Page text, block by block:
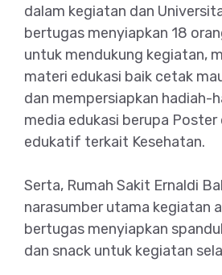
dalam kegiatan dan
bertugas menyiapkan 18
untuk mendukung kegiatan,
materi edukasi baik cetak
dan mempersiapkan hadiah-
media edukasi berupa Poster
edukatif terkait Kesehatan.
Serta, Rumah Sakit Ernaldi
narasumber utama kegiatan
bertugas menyiapkan
dan snack untuk kegiatan